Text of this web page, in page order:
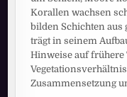
Korallen wachsen
bilden Schichten aus
trägt in seinem
Hinweise auf frühere
Zusammensetzung